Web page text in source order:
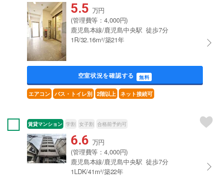
5.5 万円
(管理費等：4,000円)
鹿児島本線/鹿児島中央駅 徒歩7分
1R/32.16m²/築21年
空室状況を確認する 無料
エアコン バス・トイレ別 2階以上 ネット接続可
賃貸マンション 学割 女子割 合格前予約可
6.6 万円
(管理費等：4,000円)
鹿児島本線/鹿児島中央駅 徒歩7分
1LDK/41m²/築22年